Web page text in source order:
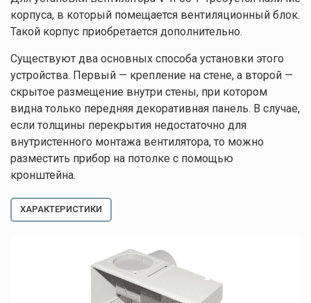
корпуса, в который помещается вентиляционный блок.
Такой корпус приобретается дополнительно.
Существуют два основных способа установки этого
устройства. Первый — крепление на стене, а второй —
скрытое размещение внутри стены, при котором
видна только передняя декоративная панель. В случае,
если толщины перекрытия недостаточно для
внутристенного монтажа вентилятора, то можно
разместить прибор на потолке с помощью
кронштейна.
ХАРАКТЕРИСТИКИ
Оставляйте заявку
Мы свяжемся с вами в ближайшее время.